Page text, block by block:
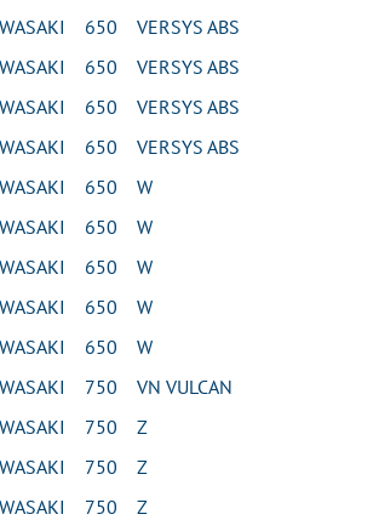
650 VERSYS ABS
650 VERSYS ABS
650 VERSYS ABS
650 VERSYS ABS
650 W
650 W
650 W
650 W
650 W
750 VN VULCAN
750 Z
750 Z
750 Z